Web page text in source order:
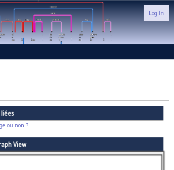
Log In
liées
ou non ?
View